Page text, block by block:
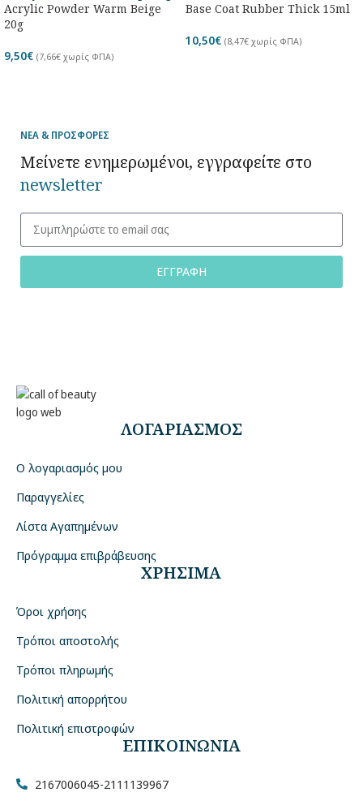
Acrylic Powder Warm Beige
20g
9,50€ (7,66€ χωρίς ΦΠΑ)
Base Coat Rubber Thick 15ml
10,50€ (8,47€ χωρίς ΦΠΑ)
ΝΕΑ & ΠΡΟΣΦΟΡΕΣ
Μείνετε ενημερωμένοι, εγγραφείτε στο
newsletter
ΕΓΓΡΑΦΗ
ΛΟΓΑΡΙΑΣΜΟΣ
Ο λογαριασμός μου
Παραγγελίες
Λίστα Αγαπημένων
Πρόγραμμα επιβράβευσης
ΧΡΗΣΙΜΑ
Όροι χρήσης
Τρόποι αποστολής
Τρόποι πληρωμής
Πολιτική απορρήτου
Πολιτική επιστροφών
ΕΠΙΚΟΙΝΩΝΙΑ
2167006045-2111139967